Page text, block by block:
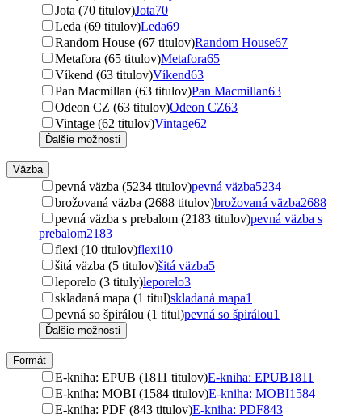
Jota (70 titulov)Jota70
Leda (69 titulov)Leda69
Random House (67 titulov)Random House67
Metafora (65 titulov)Metafora65
Víkend (63 titulov)Víkend63
Pan Macmillan (63 titulov)Pan Macmillan63
Odeon CZ (63 titulov)Odeon CZ63
Vintage (62 titulov)Vintage62
Ďalšie možnosti
Väzba
pevná väzba (5234 titulov)pevná väzba5234
brožovaná väzba (2688 titulov)brožovaná väzba2688
pevná väzba s prebalom (2183 titulov)pevná väzba s
prebalom2183
flexi (10 titulov)flexi10
šitá väzba (5 titulov)šitá väzba5
leporelo (3 tituly)leporelo3
skladaná mapa (1 titul)skladaná mapa1
pevná so špirálou (1 titul)pevná so špirálou1
Ďalšie možnosti
Formát
E-kniha: EPUB (1811 titulov)E-kniha: EPUB1811
E-kniha: MOBI (1584 titulov)E-kniha: MOBI1584
E-kniha: PDF (843 titulov)E-kniha: PDF843